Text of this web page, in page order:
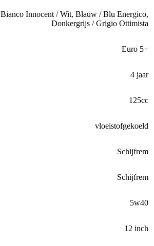
Bianco Innocent / Wit, Blauw / Blu Energico,
Donkergrijs / Grigio Ottimista
Euro 5+
4 jaar
125cc
vloeistofgekoeld
Schijfrem
Schijfrem
5w40
12 inch